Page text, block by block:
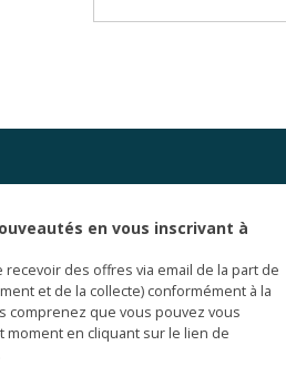
en vous inscrivant à
des offres via email de la part de
et de la collecte) conformément à la
que vous pouvez vous
en cliquant sur le lien de